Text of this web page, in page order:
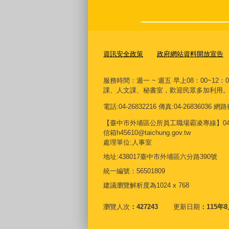
資訊安全政策 政府網站資料開放宣告
服務時間：週一 ~ 週五 早上08：00~12
課、人文課、秘書室，歡迎民眾多加利用。
電話:04-26832216 傳真:04-26836036 網
【臺中市外埔區公所員工職場霸凌專線】
信箱h45610@taichung.gov.tw
處理單位:人事室
地址:438017臺中市外埔區六分路390號
統一編號：56501809
建議瀏覽解析度為1024 x 768
瀏覽人次 427243 更新日期 115年